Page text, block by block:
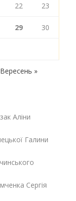
22 23
29 30
Вересень »
Аліни
Галини
Сергія